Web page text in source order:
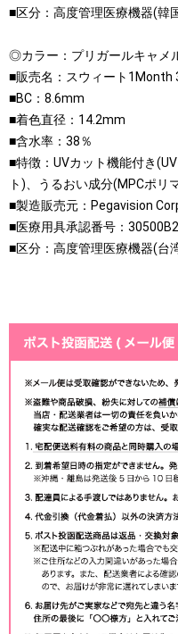
■区分：高度管理医療機器(韓
◎カラー：プリガールキャメ
■販売名：スウィート1Month
■BC：8.6mm
■着色直径：14.2mm
■含水率：38％
■特徴：UVカット機能付き
ト)、うるおい成分(MPCポリ
■製造販売元：Pegavision
■医療用具承認番号：
■区分：高度管理医療機器(台